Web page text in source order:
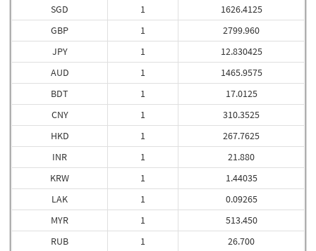
SGD
GBP
JPY
AUD
BDT
CNY
HKD
INR
KRW
LAK
MYR
RUB
1
1
1
1
1
1
1
1
1
1
1
1
1626.4125
2799.960
12.830425
1465.9575
17.0125
310.3525
267.7625
21.880
1.44035
0.09265
513.450
26.700